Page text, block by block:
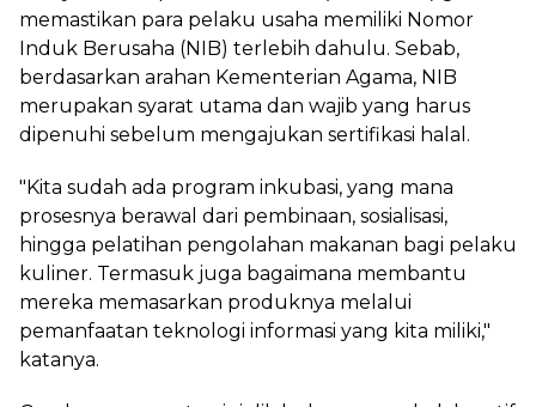
memastikan para pelaku usaha memiliki Nomor
Induk Berusaha (NIB) terlebih dahulu. Sebab,
berdasarkan arahan Kementerian Agama, NIB
merupakan syarat utama dan wajib yang harus
dipenuhi sebelum mengajukan sertifikasi halal.
"Kita sudah ada program inkubasi, yang mana
prosesnya berawal dari pembinaan, sosialisasi,
hingga pelatihan pengolahan makanan bagi pelaku
kuliner. Termasuk juga bagaimana membantu
mereka memasarkan produknya melalui
pemanfaatan teknologi informasi yang kita miliki,"
katanya.